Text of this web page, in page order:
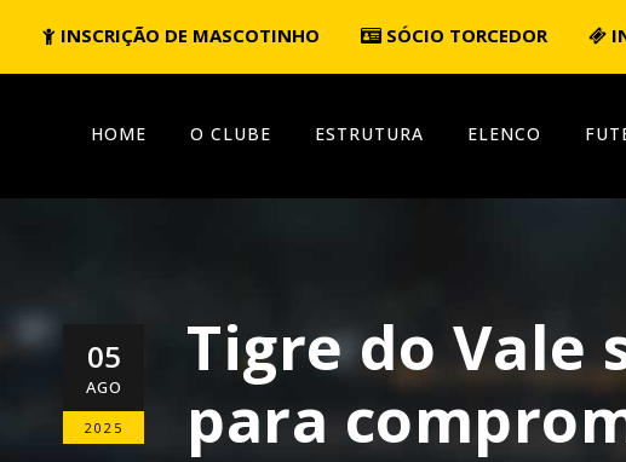
INSCRIÇÃO DE MASCOTINHO SÓCIO TORCEDOR
HOME O CLUBE ESTRUTURA ELENCO
05
AGO
2025
Tigre do Vale
para